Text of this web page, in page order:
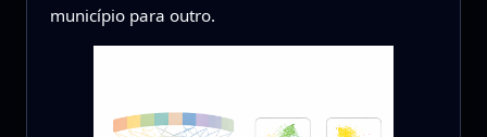
município para outro.